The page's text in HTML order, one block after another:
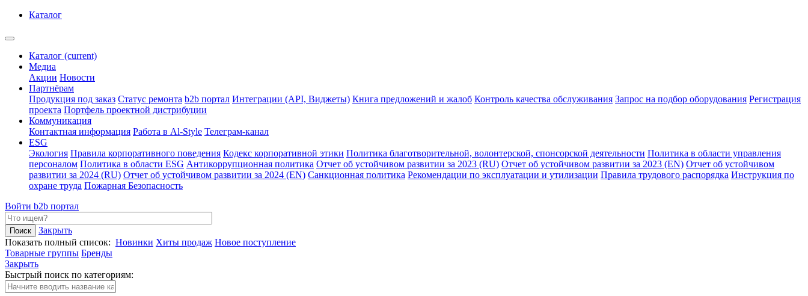
Каталог
Каталог (current)
Медиа
Акции Новости
Партнёрам
Продукция под заказ Статус ремонта b2b портал Интеграции (API, Виджеты) Книга предложений и жалоб Контроль качества обслуживания Запрос на подбор оборудования Регистрация
проекта Портфель проектной дистрибуции
Коммуникация
Контактная информация Работа в Al-Style Телеграм-канал
ESG
Экология Правила корпоративного поведения Кодекс корпоративной этики Политика благотворительной, волонтерской, спонсорской деятельности Политика в области управления
персоналом Политика в области ESG Антикоррупционная политика Отчет об устойчивом развитии за 2023 (RU) Отчет об устойчивом развитии за 2023 (EN) Отчет об устойчивом
развитии за 2024 (RU) Отчет об устойчивом развитии за 2024 (EN) Санкционная политика Рекомендации по эксплуатации и утилизации Правила трудового распорядка Инструкция по
охране труда Пожарная Безопасность
Войти b2b портал
Закрыть
Показать полный список: Новинки Хиты продаж Новое поступление
Товарные группы Бренды
Закрыть
Быстрый поиск по категориям: